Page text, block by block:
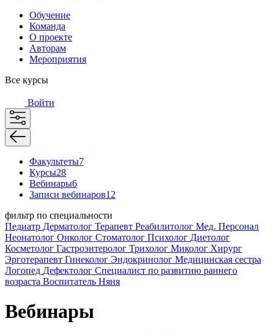
Обучение
Команда
О проекте
Авторам
Мероприятия
Все курсы
Войти
Факультеты7
Курсы28
Вебинары6
Записи вебинаров12
фильтр по специальности
Педиатр Дерматолог Терапевт Реабилитолог Мед. Персонал
Неонатолог Онколог Стоматолог Психолог Диетолог
Косметолог Гастроэнтеролог Трихолог Миколог Хирург
Эрготерапевт Гинеколог Эндокринолог Медицинская сестра
Логопед Дефектолог Специалист по развитию раннего
возраста Воспитатель Няня
Вебинары